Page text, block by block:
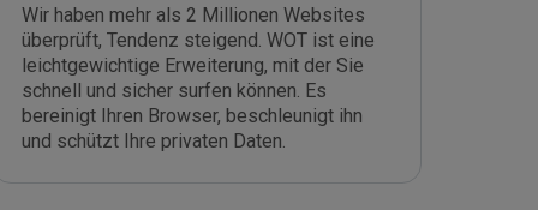
Wir haben mehr als 2 Millionen Websites
überprüft, Tendenz steigend. WOT ist eine
leichtgewichtige Erweiterung, mit der Sie
schnell und sicher surfen können. Es
bereinigt Ihren Browser, beschleunigt ihn
und schützt Ihre privaten Daten.